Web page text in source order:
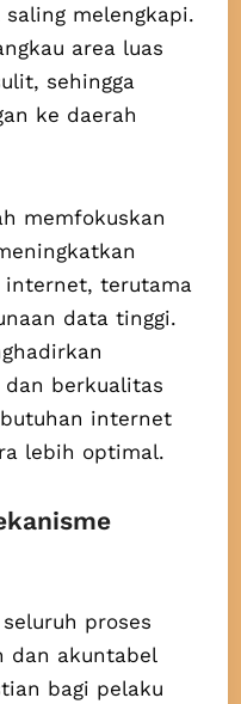
saling melengkapi.
area luas
sehingga
ke daerah
memfokuskan
internet, terutama
data tinggi.
berkualitas
internet
lebih optimal.
proses
dan akuntabel
bagi pelaku